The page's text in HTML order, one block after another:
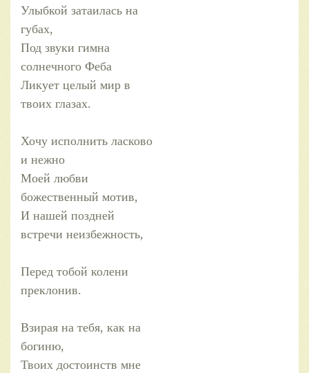
Улыбкой затаилась на
губах,
Под звуки гимна
солнечного Феба
Ликует целый мир в
твоих глазах.
Хочу исполнить ласково
и нежно
Моей любви
божественный мотив,
И нашей поздней
встречи неизбежность,
Перед тобой колени
преклонив.
Взирая на тебя, как на
богиню,
Твоих достоинств мне